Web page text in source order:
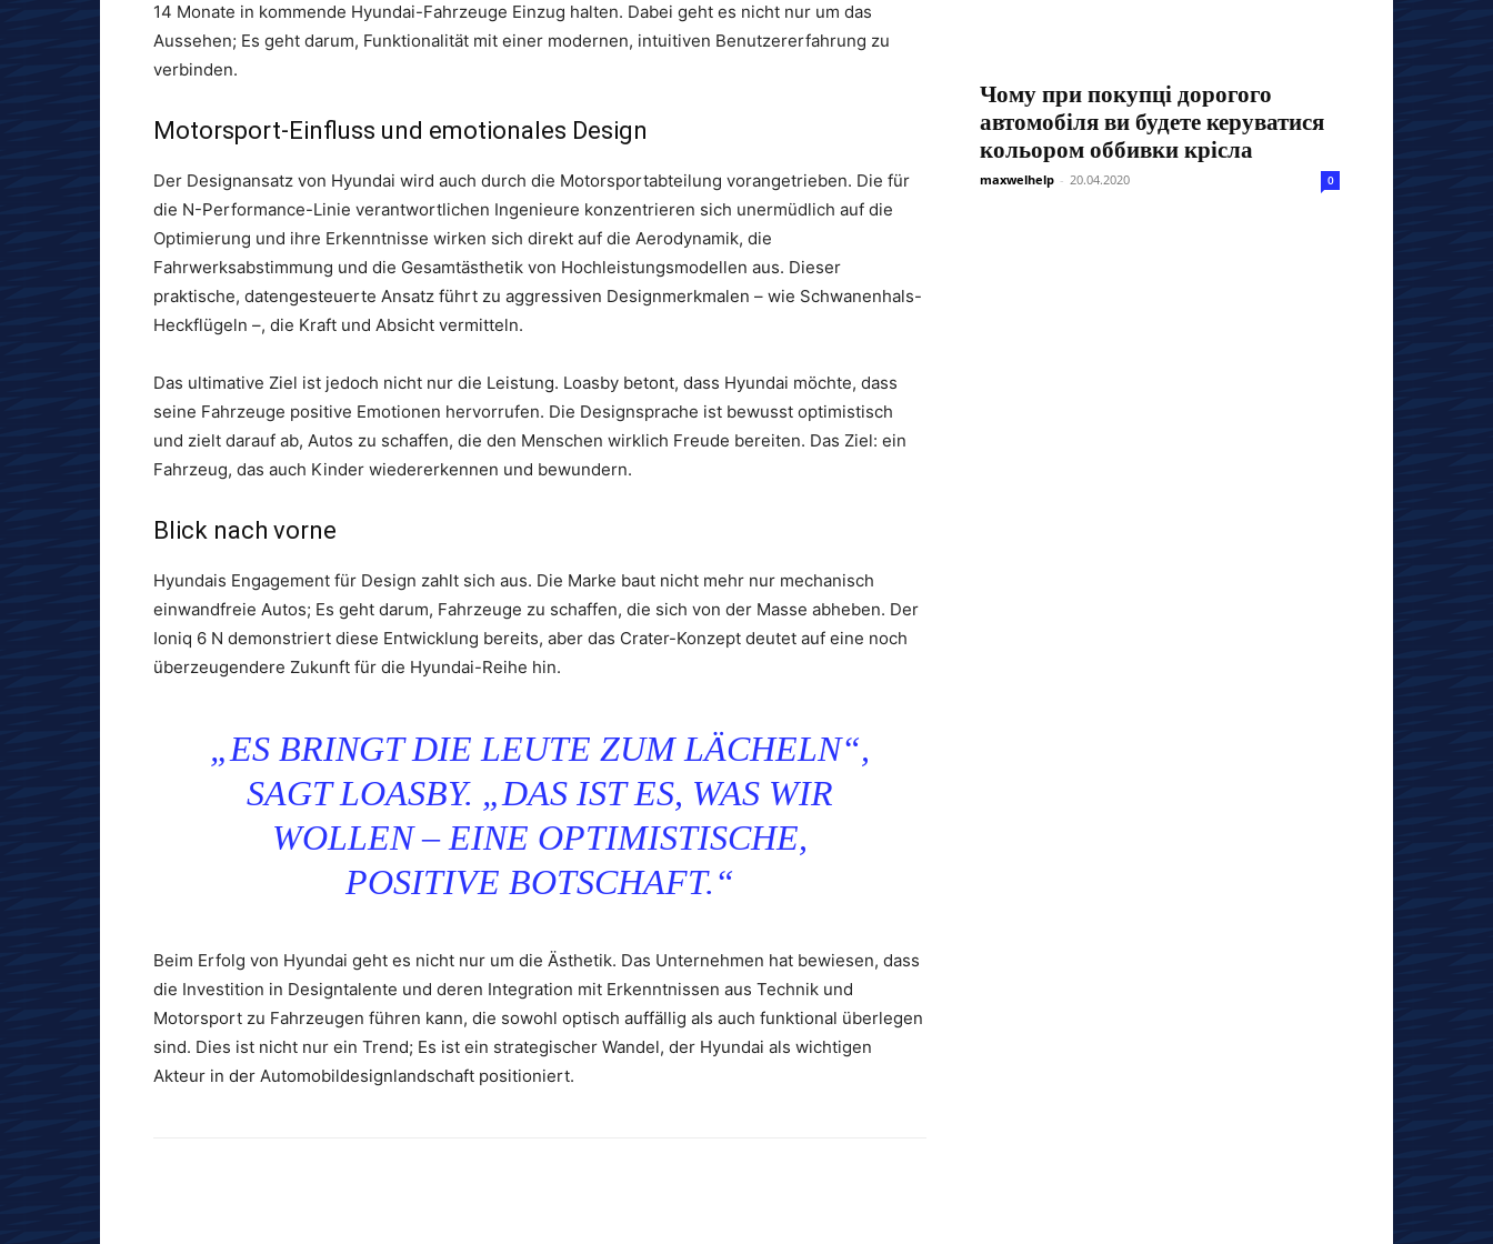
14 Monate in kommende Hyundai-Fahrzeuge Einzug halten. Dabei geht es nicht nur um das
Aussehen; Es geht darum, Funktionalität mit einer modernen, intuitiven Benutzererfahrung zu
verbinden.
Motorsport-Einfluss und emotionales Design
Der Designansatz von Hyundai wird auch durch die Motorsportabteilung vorangetrieben. Die für
die N-Performance-Linie verantwortlichen Ingenieure konzentrieren sich unermüdlich auf die
Optimierung und ihre Erkenntnisse wirken sich direkt auf die Aerodynamik, die
Fahrwerksabstimmung und die Gesamtästhetik von Hochleistungsmodellen aus. Dieser
praktische, datengesteuerte Ansatz führt zu aggressiven Designmerkmalen – wie Schwanenhals-
Heckflügeln –, die Kraft und Absicht vermitteln.
Das ultimative Ziel ist jedoch nicht nur die Leistung. Loasby betont, dass Hyundai möchte, dass
seine Fahrzeuge positive Emotionen hervorrufen. Die Designsprache ist bewusst optimistisch
und zielt darauf ab, Autos zu schaffen, die den Menschen wirklich Freude bereiten. Das Ziel: ein
Fahrzeug, das auch Kinder wiedererkennen und bewundern.
Blick nach vorne
Hyundais Engagement für Design zahlt sich aus. Die Marke baut nicht mehr nur mechanisch
einwandfreie Autos; Es geht darum, Fahrzeuge zu schaffen, die sich von der Masse abheben. Der
Ioniq 6 N demonstriert diese Entwicklung bereits, aber das Crater-Konzept deutet auf eine noch
überzeugendere Zukunft für die Hyundai-Reihe hin.
„ES BRINGT DIE LEUTE ZUM LÄCHELN“,
SAGT LOASBY. „DAS IST ES, WAS WIR
WOLLEN – EINE OPTIMISTISCHE,
POSITIVE BOTSCHAFT.“
Beim Erfolg von Hyundai geht es nicht nur um die Ästhetik. Das Unternehmen hat bewiesen, dass
die Investition in Designtalente und deren Integration mit Erkenntnissen aus Technik und
Motorsport zu Fahrzeugen führen kann, die sowohl optisch auffällig als auch funktional überlegen
sind. Dies ist nicht nur ein Trend; Es ist ein strategischer Wandel, der Hyundai als wichtigen
Akteur in der Automobildesignlandschaft positioniert.
Чому при покупці дорогого
автомобіля ви будете керуватися
кольором оббивки крісла
maxwelhelp - 20.04.2020 0